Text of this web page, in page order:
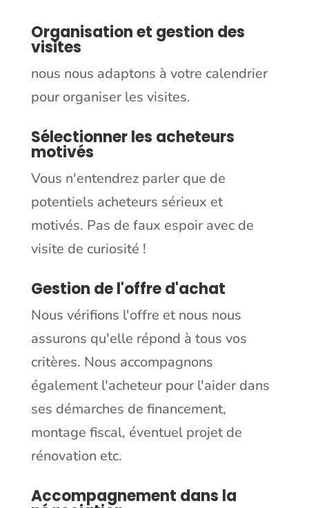
Organisation et gestion des
visites
nous nous adaptons à votre calendrier
pour organiser les visites.
Sélectionner les acheteurs
motivés
Vous n'entendrez parler que de
potentiels acheteurs sérieux et
motivés. Pas de faux espoir avec de
visite de curiosité !
Gestion de l'offre d'achat
Nous vérifions l'offre et nous nous
assurons qu'elle répond à tous vos
critères. Nous accompagnons
également l'acheteur pour l'aider dans
ses démarches de financement,
montage fiscal, éventuel projet de
rénovation etc.
Accompagnement dans la